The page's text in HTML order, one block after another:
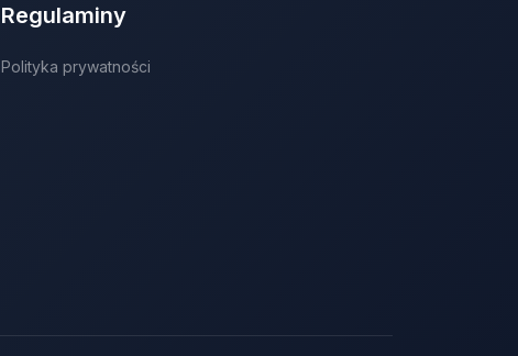
Regulaminy
Polityka prywatności